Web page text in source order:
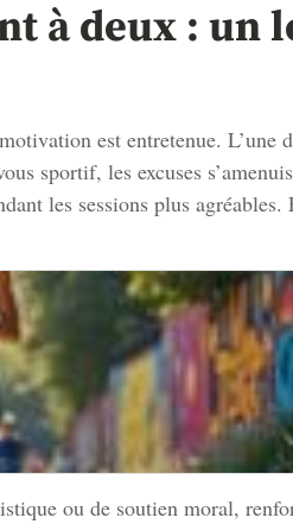
à deux : un
est entretenue. L’une
sportif, les excuses
les sessions plus
ou de soutien moral,